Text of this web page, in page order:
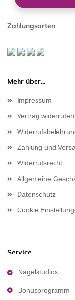
Zahlungsarten
Mehr über...
Impressum
Vertrag widerrufen
Zahlung und
Widerrufsrecht
Allgemeine
Datenschutz
Cookie
Service
Nagelstudios
Bonusprogramm